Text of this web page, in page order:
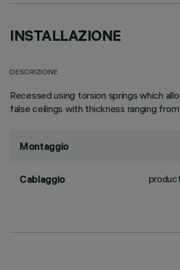
INSTALLAZIONE
DESCRIZIONE
Recessed using torsion springs which
false ceilings with thickness ranging
Montaggio
Cablaggio